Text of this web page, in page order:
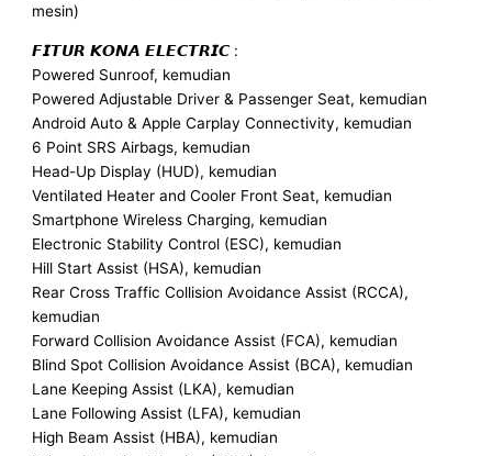
mesin)
𝙁𝙄𝙏𝙐𝙍 𝙆𝙊𝙉𝘼 𝙀𝙇𝙀𝘾𝙏𝙍𝙄𝘾 :
Powered Sunroof, kemudian
Powered Adjustable Driver & Passenger Seat, kemudian
Android Auto & Apple Carplay Connectivity, kemudian
6 Point SRS Airbags, kemudian
Head-Up Display (HUD), kemudian
Ventilated Heater and Cooler Front Seat, kemudian
Smartphone Wireless Charging, kemudian
Electronic Stability Control (ESC), kemudian
Hill Start Assist (HSA), kemudian
Rear Cross Traffic Collision Avoidance Assist (RCCA),
kemudian
Forward Collision Avoidance Assist (FCA), kemudian
Blind Spot Collision Avoidance Assist (BCA), kemudian
Lane Keeping Assist (LKA), kemudian
Lane Following Assist (LFA), kemudian
High Beam Assist (HBA), kemudian